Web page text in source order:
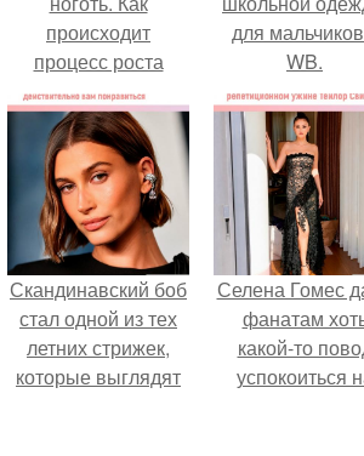
происходит
процесс роста
ногтей
для
WB.
Скандинавский боб
стал одной из тех
летних стрижек,
которые выглядят
Селена Гомес
фанатам
какой-то
успокоиться